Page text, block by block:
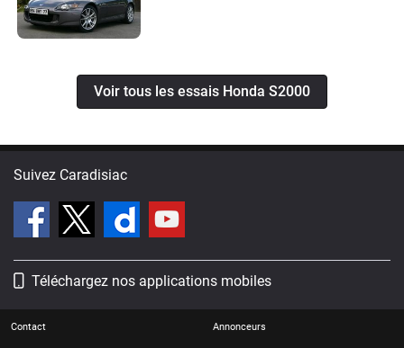
Voir tous les essais Honda S2000
Suivez Caradisiac
Téléchargez nos applications mobiles
Contact Annonceurs